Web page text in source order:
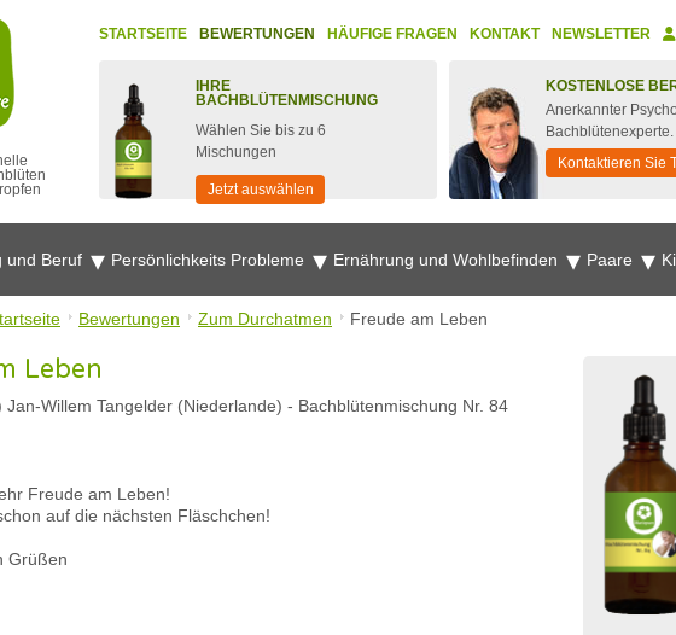
STARTSEITE BEWERTUNGEN HÄUFIGE FRAGEN KONTAKT NEWSLETTER
IHRE
BACHBLÜTENMISCHUNG
Wählen Sie bis zu 6
Mischungen
Jetzt auswählen
KOSTENLOSE
Anerkannter
Bachblütenexperte.
Kontaktieren Sie
und Beruf Persönlichkeits Probleme Ernährung und Wohlbefinden Paare
Bewertungen Zum Durchatmen Freude am Leben
Leben
Jan-Willem Tangelder (Niederlande) - Bachblütenmischung Nr. 84
Freude am Leben!
auf die nächsten Fläschchen!
Grüßen